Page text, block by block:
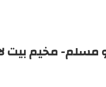
مخيم بيت